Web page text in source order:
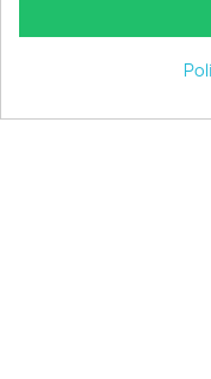
INFORMATIONS
© 2026 -